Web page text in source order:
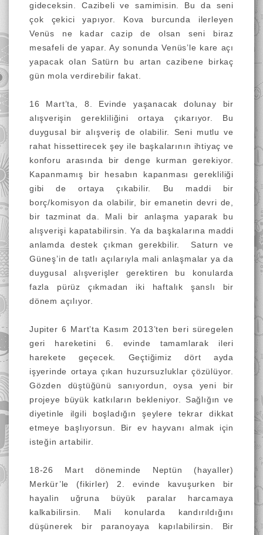
gideceksin. Cazibeli ve samimisin. Bu da seni
çok çekici yapıyor. Kova burcunda ilerleyen
Venüs ne kadar cazip de olsan seni biraz
mesafeli de yapar. Ay sonunda Venüs’le kare açı
yapacak olan Satürn bu artan cazibene birkaç
gün mola verdirebilir fakat.
16 Mart’ta, 8. Evinde yaşanacak dolunay bir
alışverişin gerekliliğini ortaya çıkarıyor. Bu
duygusal bir alışveriş de olabilir. Seni mutlu ve
rahat hissettirecek şey ile başkalarının ihtiyaç ve
konforu arasında bir denge kurman gerekiyor.
Kapanmamış bir hesabın kapanması gerekliliği
gibi de ortaya çıkabilir. Bu maddi bir
borç/komisyon da olabilir, bir emanetin devri de,
bir tazminat da. Mali bir anlaşma yaparak bu
alışverişi kapatabilirsin. Ya da başkalarına maddi
anlamda destek çıkman gerekbilir. Saturn ve
Güneş’in de tatlı açılarıyla mali anlaşmalar ya da
duygusal alışverişler gerektiren bu konularda
fazla pürüz çıkmadan iki haftalık şanslı bir
dönem açılıyor.
Jupiter 6 Mart’ta Kasım 2013’ten beri süregelen
geri hareketini 6. evinde tamamlarak ileri
harekete geçecek. Geçtiğimiz dört ayda
işyerinde ortaya çıkan huzursuzluklar çözülüyor.
Gözden düştüğünü sanıyordun, oysa yeni bir
projeye büyük katkıların bekleniyor. Sağlığın ve
diyetinle ilgili boşladığın şeylere tekrar dikkat
etmeye başlıyorsun. Bir ev hayvanı almak için
isteğin artabilir.
18-26 Mart döneminde Neptün (hayaller)
Merkür’le (fikirler) 2. evinde kavuşurken bir
hayalin uğruna büyük paralar harcamaya
kalkabilirsin. Mali konularda kandırıldığını
düşünerek bir paranoyaya kapılabilirsin. Bir